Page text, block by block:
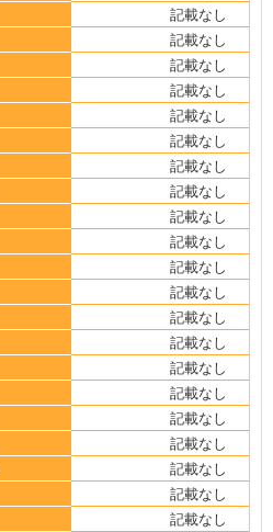
記載なし
記載なし
記載なし
記載なし
記載なし
記載なし
記載なし
記載なし
記載なし
記載なし
記載なし
記載なし
記載なし
記載なし
記載なし
記載なし
記載なし
記載なし
記載なし
記載なし
記載なし